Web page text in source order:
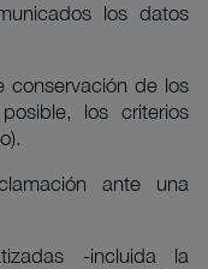
los datos
conservación de los
los criterios
ante una
-incluida la